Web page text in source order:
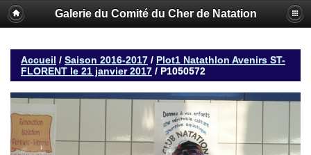
Galerie du Comité du Cher de Natation
Accueil / Saison 2016-2017 / Plot1 Natathlon Avenirs ST-
FLORENT le 21 janvier 2017 / P1050572